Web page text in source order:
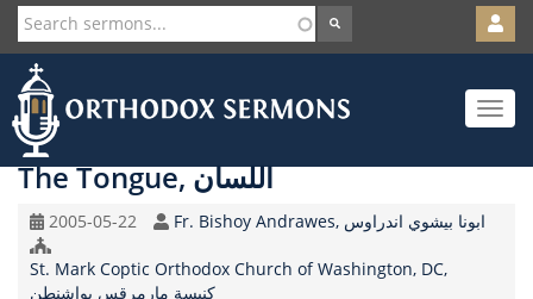
Skip
to
main
content
User
account
menu
Toggle
The Tongue, اللسان
Original
Record
Date
2005-05-22 Speaker Fr. Bishoy Andrawes, ابونا بيشوي اندراوس
Church/Organization
Name
St. Mark Coptic Orthodox Church of Washington, DC,
كنيسة مارمرقس بواشنطن